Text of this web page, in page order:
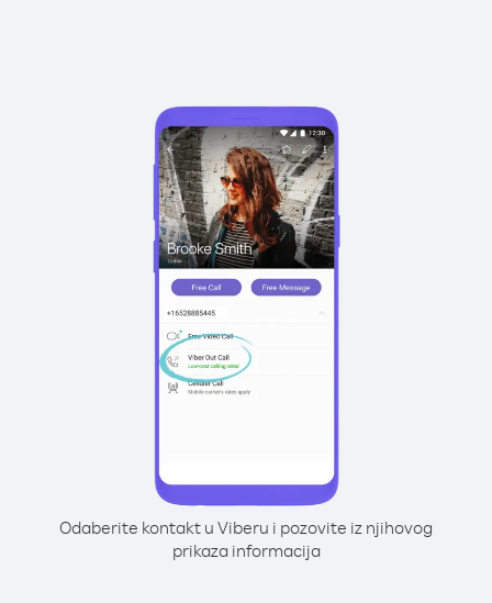
Odaberite kontakt u Viberu i pozovite iz njihovog
prikaza informacija